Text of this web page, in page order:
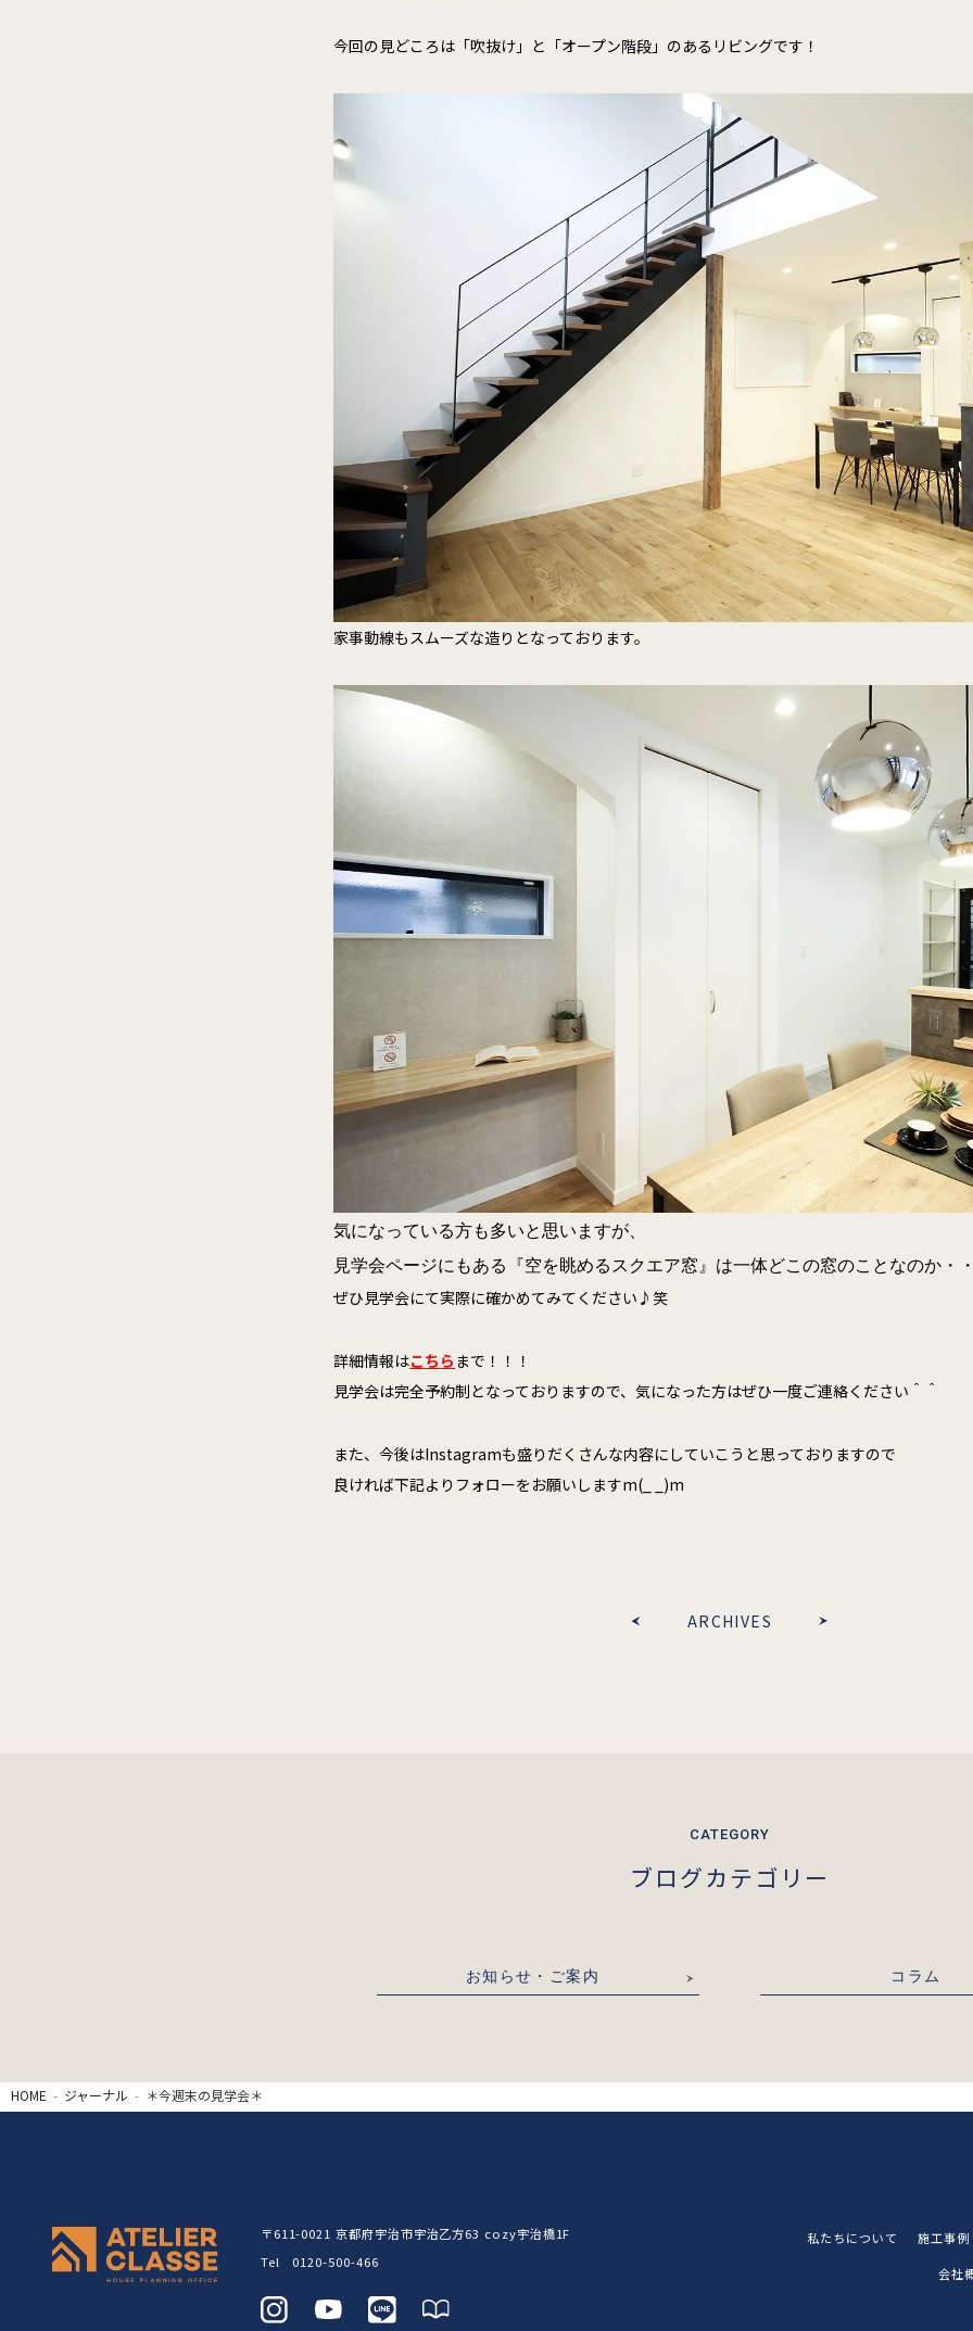
今回の見どころは「吹抜け」と「オープン階段」のあるリビングです！
家事動線もスムーズな造りとなっております。
気になっている方も多いと思いますが、
見学会ページにもある『空を眺めるスクエア窓』は一体どこの窓のことなのか・
ぜひ見学会にて実際に確かめてみてください♪笑
詳細情報はこちら まで！！！
見学会は完全予約制となっておりますので、気になった方はぜひ一度ご連絡ください＾＾
また、今後はInstagramも盛りだくさんな内容にしていこうと思っておりますので
良ければ下記よりフォローをお願いしますm(_ _)m
ARCHIVES
ブログカテゴリー
お知らせ・ご案内 コラム
HOME ジャーナル ＊今週末の見学会＊
〒611-0021京都府宇治市宇治乙方63 cozy宇治橋1F
Tel 0120-500-466
私たちについて 施工事例
会社